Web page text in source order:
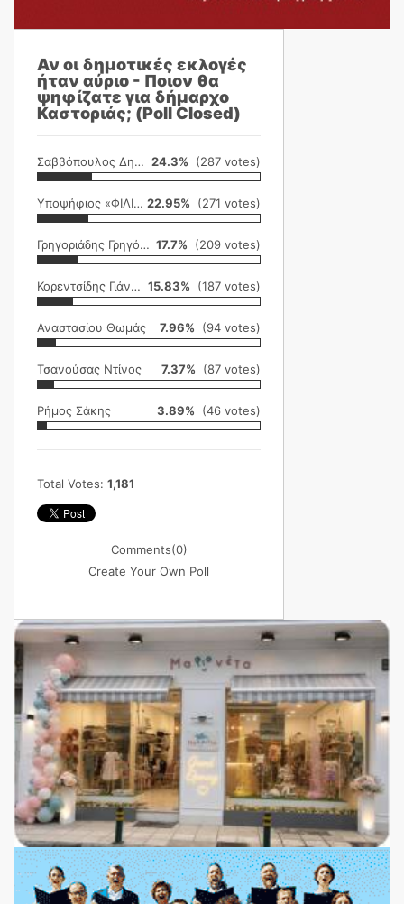
Αν οι δημοτικές εκλογές
ήταν αύριο - Ποιον θα
ψηφίζατε για δήμαρχο
Καστοριάς; (Poll Closed)
Σαββόπουλος Δημήτρης 24.3% (287 votes)
Υποψήφιος «ΦΙΛΙΚΗ ΕΤΑΙΡΕΙΑ» 22.95% (271 votes)
Γρηγοριάδης Γρηγόρης 17.7% (209 votes)
Κορεντσίδης Γιάννης 15.83% (187 votes)
Αναστασίου Θωμάς 7.96% (94 votes)
Τσανούσας Ντίνος 7.37% (87 votes)
Ρήμος Σάκης 3.89% (46 votes)
Total Votes: 1,181
Comments(0)
Create Your Own Poll